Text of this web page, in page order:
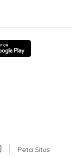
Peta Situs